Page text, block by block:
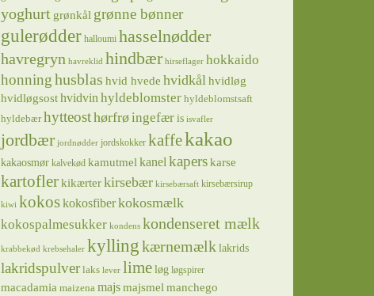
yoghurt grønkål grønne bønner
gulerødder halloumi hasselnødder
havregryn havreklid hindbær hirseflager hokkaido
honninghusblas hvid hvede hvidkål hvidløg
hvidløgsost hvidvin hyldeblomster hyldeblomstsaft
hyldebær hytteosthørfrøingefær is isvafler
jordbær jordnødder jordskokker kaffekakao
kakaosmør kalvekød kamutmel kanelkapers karse
kartofler kikærter kirsebær kirsebærsaft kirsebærsirup
kiwi kokos kokosfiber kokosmælk
kokospalmesukker kondens kondenseret mælk
krabbekød krebsehaler kyllingkærnemælk lakrids
lakridspulver laks lever lime løg løgspirer
macadamia maizena majs majsmel manchego